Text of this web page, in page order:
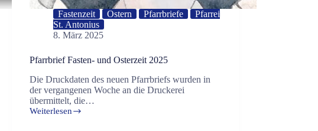
Fastenzeit Ostern Pfarrbriefe
Pfarrei
St. Antonius
8. März 2025
Pfarrbrief Fasten- und Osterzeit 2025
Die Druckdaten des neuen Pfarrbriefs wurden in
der vergangenen Woche an die Druckerei
übermittelt, die…
Weiterlesen
Pfarrbrief